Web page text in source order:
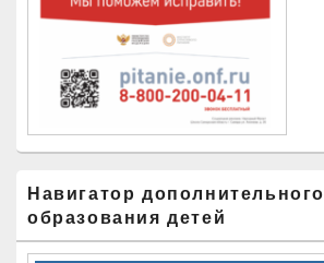
Навигатор дополнительного
образования детей